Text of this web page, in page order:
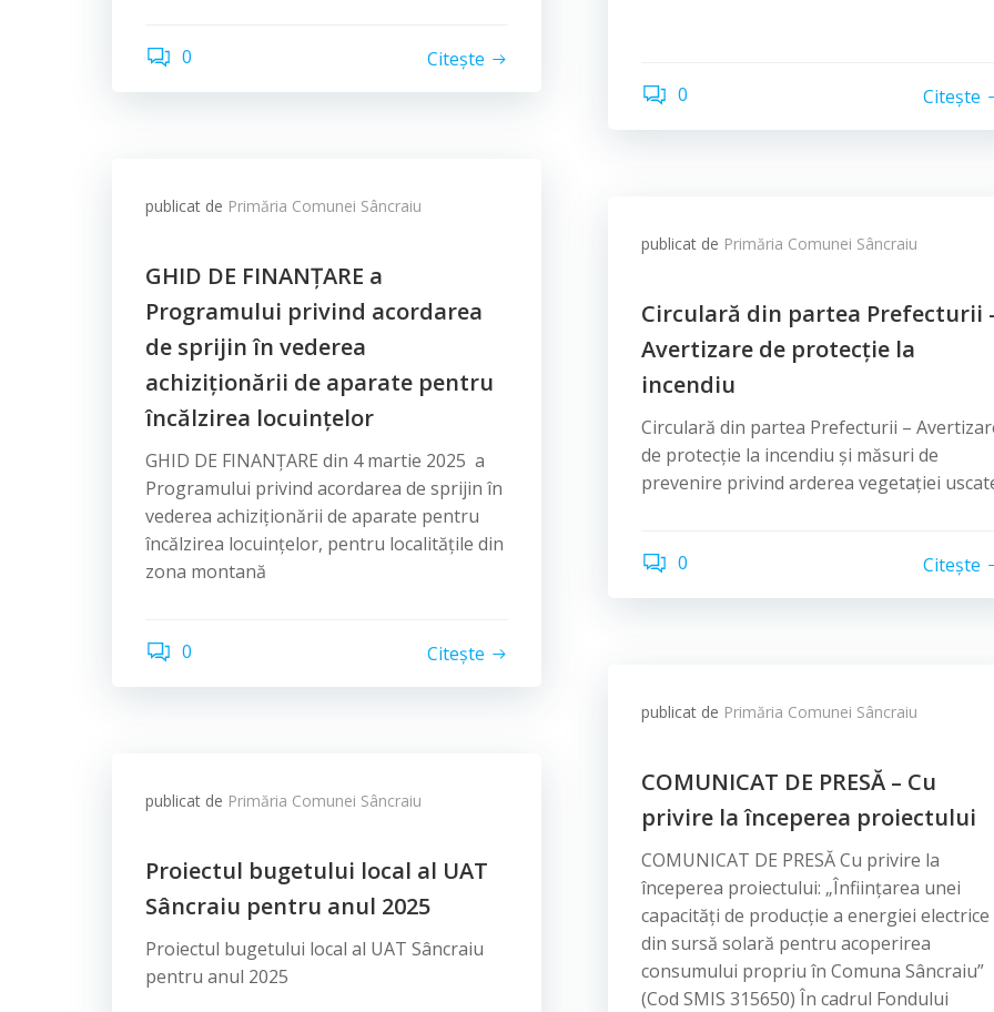
0 Citește
0 Citește
publicat de Primăria Comunei Sâncraiu
GHID DE FINANȚARE a
Programului privind acordarea
de sprijin în vederea
achiziționării de aparate pentru
încălzirea locuințelor
GHID DE FINANȚARE din 4 martie 2025 a
Programului privind acordarea de sprijin în
vederea achiziționării de aparate pentru
încălzirea locuințelor, pentru localitățile din
zona montană
0 Citește
publicat de Primăria Comunei Sâncraiu
Circulară din partea Prefecturii
Avertizare de protecție la
incendiu
Circulară din partea Prefecturii –
de protecție la incendiu și măsuri de
prevenire privind arderea vegetației
0 Citește
publicat de Primăria Comunei Sâncraiu
COMUNICAT DE PRESĂ – Cu
privire la începerea proiectului
COMUNICAT DE PRESĂ Cu privire la
începerea proiectului: „Înființarea unei
capacități de producție a energiei electrice
din sursă solară pentru acoperirea
consumului propriu în Comuna Sâncraiu”
(Cod SMIS 315650) În cadrul Fondului
publicat de Primăria Comunei Sâncraiu
Proiectul bugetului local al UAT
Sâncraiu pentru anul 2025
Proiectul bugetului local al UAT Sâncraiu
pentru anul 2025